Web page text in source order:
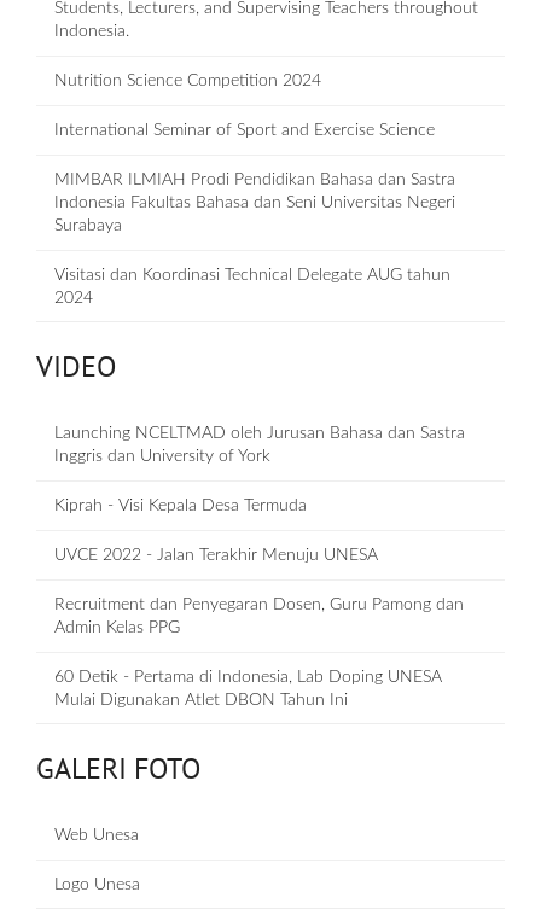
Students, Lecturers, and Supervising Teachers throughout
Indonesia.
Nutrition Science Competition 2024
International Seminar of Sport and Exercise Science
MIMBAR ILMIAH Prodi Pendidikan Bahasa dan Sastra
Indonesia Fakultas Bahasa dan Seni Universitas Negeri
Surabaya
Visitasi dan Koordinasi Technical Delegate AUG tahun
2024
VIDEO
Launching NCELTMAD oleh Jurusan Bahasa dan Sastra
Inggris dan University of York
Kiprah - Visi Kepala Desa Termuda
UVCE 2022 - Jalan Terakhir Menuju UNESA
Recruitment dan Penyegaran Dosen, Guru Pamong dan
Admin Kelas PPG
60 Detik - Pertama di Indonesia, Lab Doping UNESA
Mulai Digunakan Atlet DBON Tahun Ini
GALERI FOTO
Web Unesa
Logo Unesa